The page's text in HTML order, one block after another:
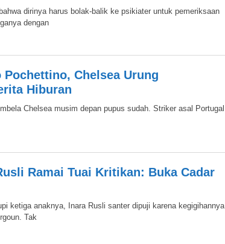
dirinya harus bolak-balik ke psikiater untuk pemeriksaan
dengan
Chelsea Urung
Hiburan
Chelsea musim depan pupus sudah. Striker asal Portugal
Ramai Tuai Kritikan: Buka Cadar
ketiga anaknya, Inara Rusli santer dipuji karena kegigihannya
Tak